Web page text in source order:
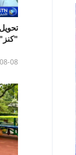
08